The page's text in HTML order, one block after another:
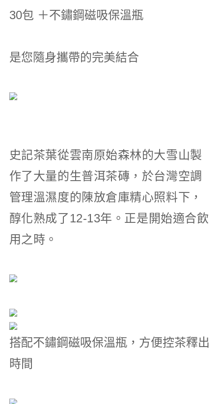
30包 ＋不鏽鋼磁吸保溫瓶
是您隨身攜帶的完美結合
史記茶葉從雲南原始森林的大雪山製
作了大量的生普洱茶磚，於台灣空調
管理溫濕度的陳放倉庫精心照料下，
醇化熟成了12-13年。正是開始適合飲
用之時。
搭配不鏽鋼磁吸保溫瓶，方便控茶釋出
時間